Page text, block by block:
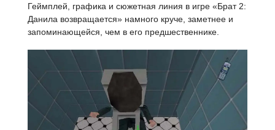
Геймплей, графика и сюжетная линия в игре «Брат 2:
Данила возвращается» намного круче, заметнее и
запоминающейся, чем в его предшественнике.